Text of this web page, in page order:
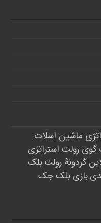
ماشین اسلات
گوی رولت استراتژی
گردونۀ رولتبلک
بازی بلک جک